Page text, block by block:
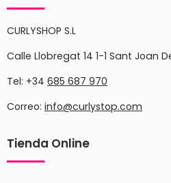
CURLYSHOP S.L
Calle Llobregat 14 1-1 Sant Joan
Tel: +34 685 687 970
Correo: info@curlystop.com
Tienda Online